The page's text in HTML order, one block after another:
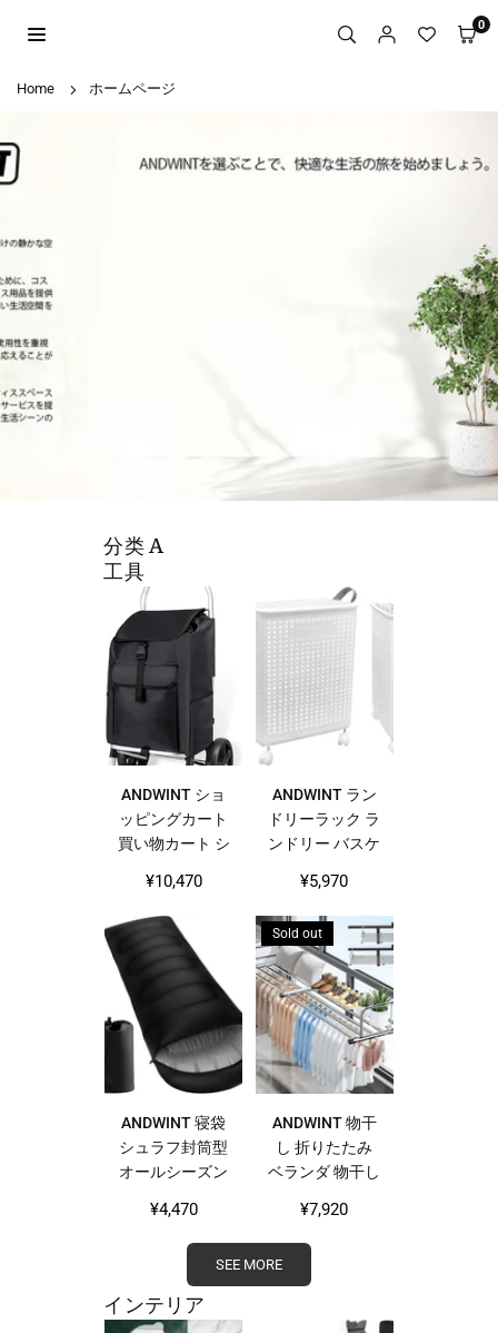
0
Home ホームページ
分类 A
工具
ANDWINT ショ
ッピングカート
買い物カート シ
リー カート 60L
折りたたみ収納
対応 コンパクト
軽量 持ち運び簡
単 大きめのタイ
ヤ 便利デザイン
付き 買い物 キ
ャンプ
Regular
¥10,470
ANDWINT ラン
ドリーラック ラ
ンドリー バスケ
大容量 折りたた
み式 高通気性
カビや匂い防止
360度回転キャ
スター付き 衣類
おもちゃ ヨガグ
ッズ 様々なシー
ンに適用
¥5,970
ANDWINT 寝袋
シュラフ封筒型
オールシーズン
保温 防水 丸洗
い可能 快適温度
軽量 登山 防災
用 収納袋付き
1KG
Regular
¥4,470
Sold out
ANDWINT 物干
し 折りたたみ
ベランダ 物干し
140cm 組立不要
洗濯物干し 一人
暮らし 乾燥ラッ
スペース 洗濯ハ
Regular
¥7,920
SEE MORE
インテリア